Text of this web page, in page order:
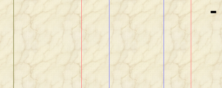
-